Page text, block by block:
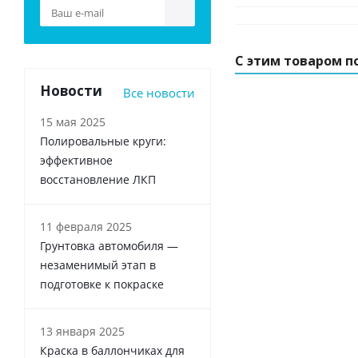
С этим товаром
Новости Все новости
15 мая 2025
Полировальные круги:
эффективное
восстановление ЛКП
11 февраля 2025
Грунтовка автомобиля —
незаменимый этап в
подготовке к покраске
13 января 2025
Краска в баллончиках для